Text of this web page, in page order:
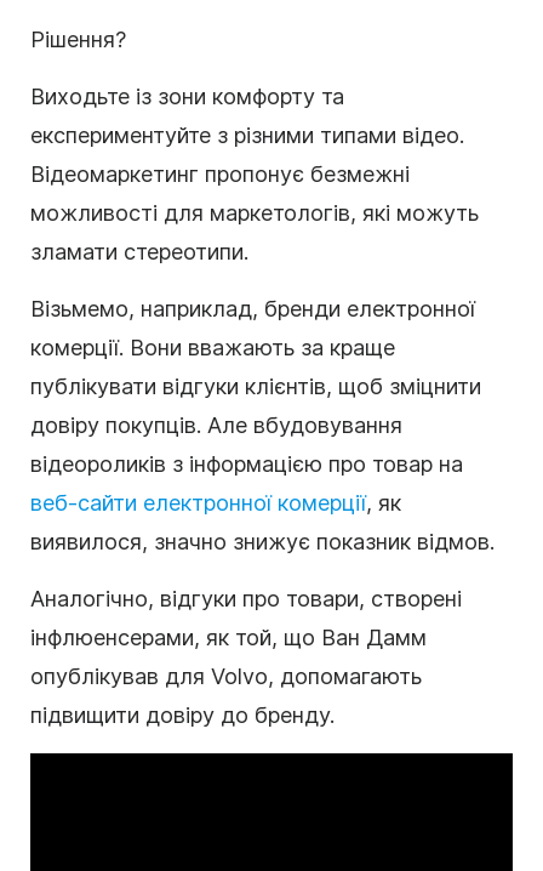
Рішення?
Виходьте із зони комфорту та
експериментуйте з різними типами відео.
Відеомаркетинг пропонує безмежні
можливості для маркетологів, які можуть
зламати стереотипи.
Візьмемо, наприклад, бренди електронної
комерції. Вони вважають за краще
публікувати відгуки клієнтів, щоб зміцнити
довіру покупців. Але вбудовування
відеороликів з інформацією про товар на
веб-сайти електронної комерції, як
виявилося, значно знижує показник відмов.
Аналогічно, відгуки про товари, створені
інфлюенсерами, як той, що Ван Дамм
опублікував для Volvo, допомагають
підвищити довіру до бренду.